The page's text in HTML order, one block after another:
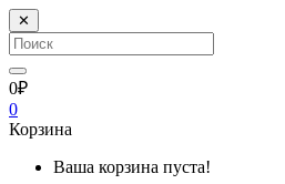
✕
0₽
0
Корзина
Ваша корзина пуста!